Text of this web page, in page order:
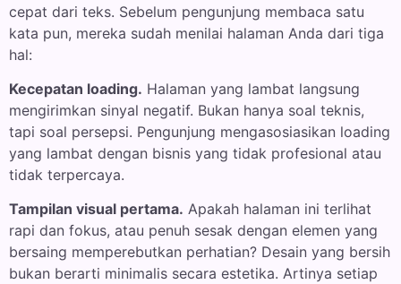
cepat dari teks. Sebelum pengunjung membaca satu
kata pun, mereka sudah menilai halaman Anda dari tiga
hal:
Kecepatan loading. Halaman yang lambat langsung
mengirimkan sinyal negatif. Bukan hanya soal teknis,
tapi soal persepsi. Pengunjung mengasosiasikan loading
yang lambat dengan bisnis yang tidak profesional atau
tidak terpercaya.
Tampilan visual pertama. Apakah halaman ini terlihat
rapi dan fokus, atau penuh sesak dengan elemen yang
bersaing memperebutkan perhatian? Desain yang bersih
bukan berarti minimalis secara estetika. Artinya setiap